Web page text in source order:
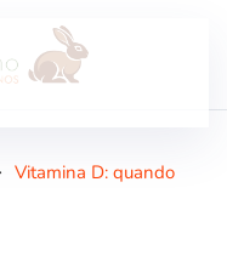
Vitamina D: quando